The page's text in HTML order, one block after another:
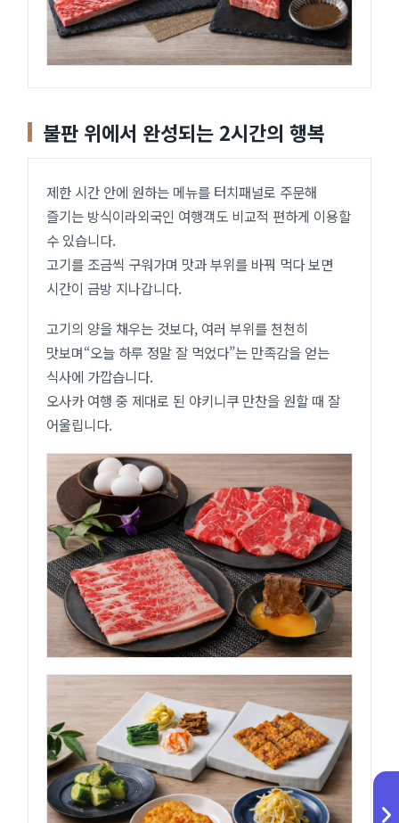
불판 위에서 완성되는 2시간의 행복
제한 시간 안에 원하는 메뉴를 터치패널로 주문해
즐기는 방식이라외국인 여행객도 비교적 편하게 이용할
수 있습니다.
고기를 조금씩 구워가며 맛과 부위를 바꿔 먹다 보면
시간이 금방 지나갑니다.
고기의 양을 채우는 것보다, 여러 부위를 천천히
맛보며“오늘 하루 정말 잘 먹었다”는 만족감을 얻는
식사에 가깝습니다.
오사카 여행 중 제대로 된 야키니쿠 만찬을 원할 때 잘
어울립니다.